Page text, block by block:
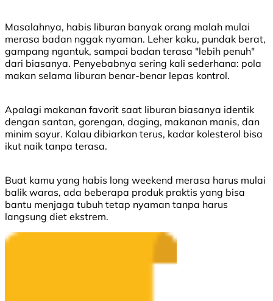
Masalahnya, habis liburan banyak orang malah mulai
merasa badan nggak nyaman. Leher kaku, pundak berat,
gampang ngantuk, sampai badan terasa "lebih penuh"
dari biasanya. Penyebabnya sering kali sederhana: pola
makan selama liburan benar-benar lepas kontrol.
Apalagi makanan favorit saat liburan biasanya identik
dengan santan, gorengan, daging, makanan manis, dan
minim sayur. Kalau dibiarkan terus, kadar kolesterol bisa
ikut naik tanpa terasa.
Buat kamu yang habis long weekend merasa harus mulai
balik waras, ada beberapa produk praktis yang bisa
bantu menjaga tubuh tetap nyaman tanpa harus
langsung diet ekstrem.